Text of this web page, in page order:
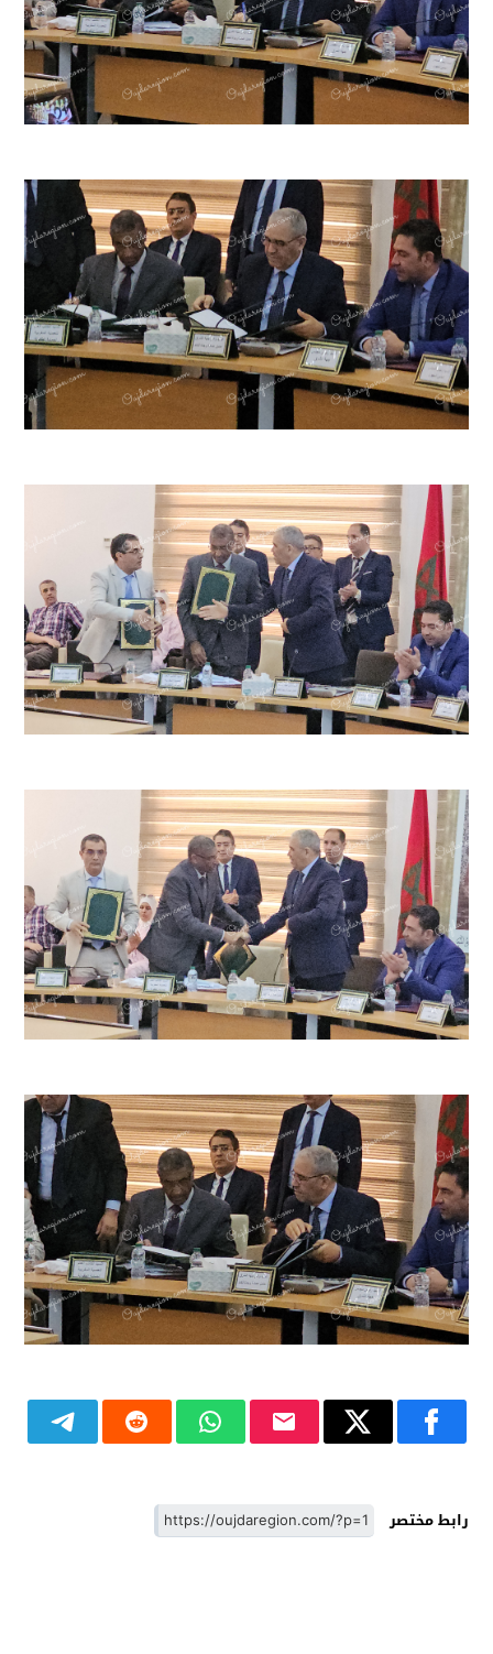
رابط مختصر